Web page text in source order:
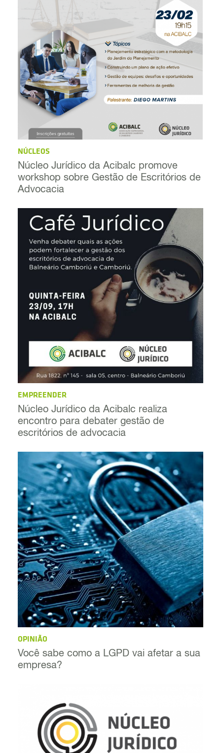
NÚCLEOS
Núcleo Jurídico da Acibalc promove
workshop sobre Gestão de Escritórios de
Advocacia
EMPREENDER
Núcleo Jurídico da Acibalc realiza
encontro para debater gestão de
escritórios de advocacia
OPINIÃO
Você sabe como a LGPD vai afetar a sua
empresa?